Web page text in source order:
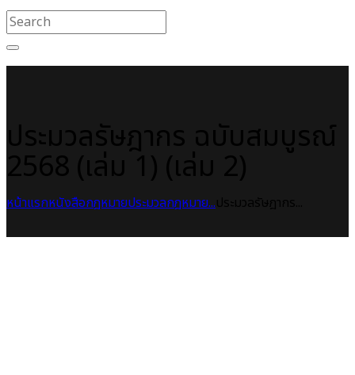
หน้าแรกหนังสือกฎหมายประมวลกฎหมาย...